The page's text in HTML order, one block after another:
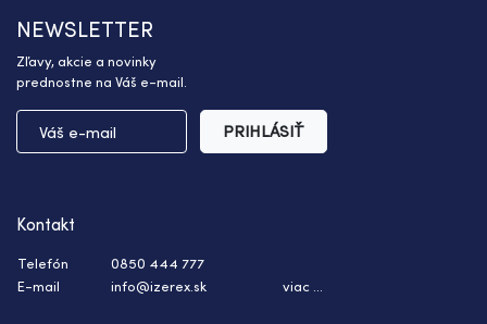
NEWSLETTER
Zľavy, akcie a novinky
prednostne na Váš e-mail.
PRIHLÁSIŤ
Kontakt
Telefón
0850 444 777
E-mail
info@izerex.sk viac ...